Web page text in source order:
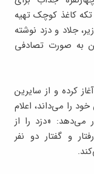
کاغذ کوچک تهیه
جلاد و دزد نوشته
به صورت تصادفی
کرده و از سایرین
را می‌داند، اعلام
می‌دهد: «دزد را از
و گفتار دو نفر